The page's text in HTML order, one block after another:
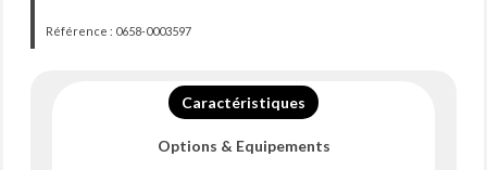
Caractéristiques techniques
: Sportage 1.6 T-GDi MHEV - 150 - IBVM6 -
--> Kilométrage: 88941km garanti
Référence : 0658-0003597
Caractéristiques
Options & Equipements